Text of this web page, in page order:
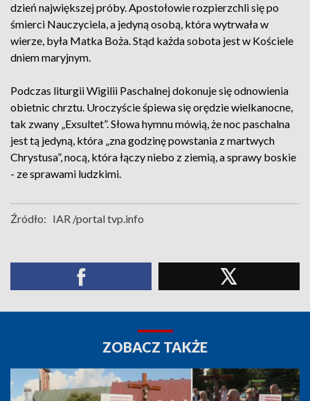
dzień największej próby. Apostołowie rozpierzchli się po
śmierci Nauczyciela, a jedyną osobą, która wytrwała w
wierze, była Matka Boża. Stąd każda sobota jest w Kościele
dniem maryjnym.
Podczas liturgii Wigilii Paschalnej dokonuje się odnowienia
obietnic chrztu. Uroczyście śpiewa się orędzie wielkanocne,
tak zwany „Exsultet”. Słowa hymnu mówią, że noc paschalna
jest tą jedyną, która „zna godzinę powstania z martwych
Chrystusa”, nocą, która łączy niebo z ziemią, a sprawy boskie
- ze sprawami ludzkimi.
Źródło: IAR /portal tvp.info
ZOBACZ TAKŻE